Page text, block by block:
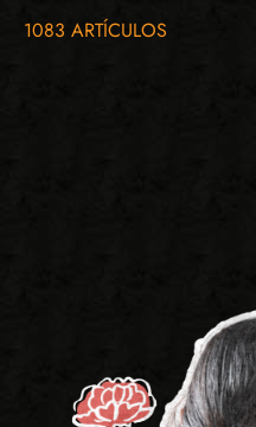
1083 ARTÍCULOS